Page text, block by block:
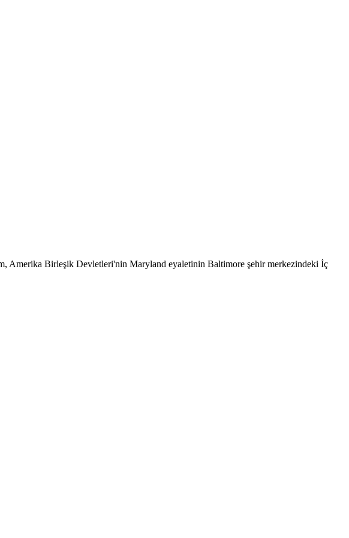
Amerika Birleşik Devletleri'nin Maryland eyaletinin Baltimore şehir merkezindeki İç